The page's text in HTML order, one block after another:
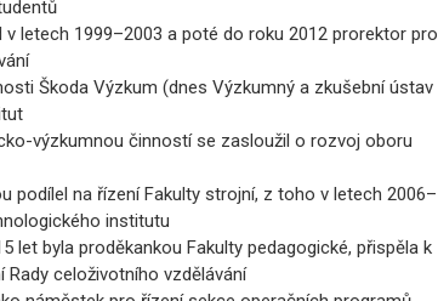
v letech 1999–2003 a poté do roku 2012 prorektor pro
Škoda Výzkum (dnes Výzkumný a zkušební ústav
výzkumnou činností se zasloužil o rozvoj oboru
podílel na řízení Fakulty strojní, z toho v letech 2006–
institutu
let byla proděkankou Fakulty pedagogické, přispěla k
celoživotního vzdělávání